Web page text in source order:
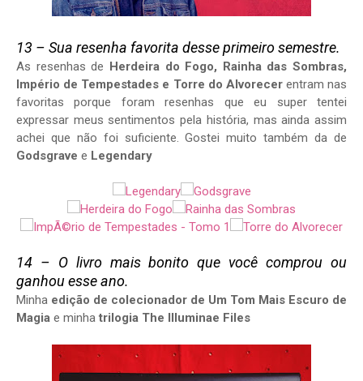
13 – Sua resenha favorita desse primeiro semestre.
As resenhas de
Herdeira do Fogo, Rainha das Sombras,
Império de Tempestades e Torre do Alvorecerentram nas
favoritas porque foram resenhas que eu super tentei
expressar meus sentimentos pela história, mas ainda assim
achei que não foi suficiente. Gostei muito também da de
Godsgrave e Legendary
14 – O livro mais bonito que você comprou ou
ganhou esse ano.
Minha edição de colecionador de Um Tom Mais Escuro de
Magia e minha trilogia The Illuminae Files